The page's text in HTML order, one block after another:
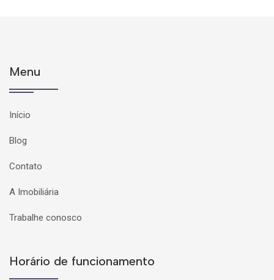
Menu
Início
Blog
Contato
A Imobiliária
Trabalhe conosco
Horário de funcionamento